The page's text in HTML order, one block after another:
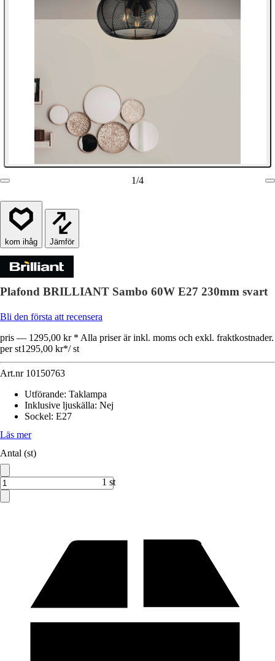
1/4
Jämför
Plafond BRILLIANT Sambo 60W E27 230mm svart
Bli den första att recensera
pris — 1295,00 kr * Alla priser är inkl. moms och exkl. fraktkostnader.
per st1295,00 kr*/ st
Art.nr 10150763
Utförande: Taklampa
Inklusive ljuskälla: Nej
Sockel: E27
Läs mer
Antal (st)
1 st